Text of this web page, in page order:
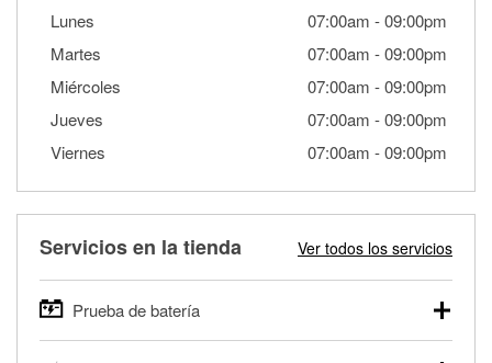
Lunes
07:00am -09:00pm
Martes
07:00am -09:00pm
Miércoles
07:00am -09:00pm
Jueves
07:00am -09:00pm
Viernes
07:00am -09:00pm
Servicios en la tienda Ver todos los servicios
Prueba de batería